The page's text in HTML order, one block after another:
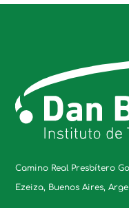
Camino Real Presbítero
Ezeiza, Buenos Aires,